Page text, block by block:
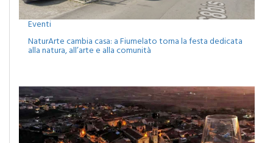
Eventi
NaturArte cambia casa: a Fiumelato torna la festa dedicata
alla natura, all’arte e alla comunità